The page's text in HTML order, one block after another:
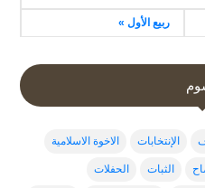
ربيع الأول »
الإنتخابات الاخوة الاسلامية
الثبات الحفلات